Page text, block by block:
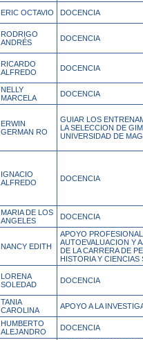
ERIC OCTAVIO DOCENCIA
RODRIGO
ANDRÉS
DOCENCIA
RICARDO
ALFREDO
DOCENCIA
NELLY
MARCELA
DOCENCIA
ERWIN
GERMAN RO
GUIAR LOS
LA SELECCION DE
UNIVERSIDAD DE
IGNACIO
ALFREDO
DOCENCIA
MARIA DE LOS
ANGELES
DOCENCIA
NANCY EDITH
APOYO
AUTOEVALUACION Y
DE LA CARRERA DE
HISTORIA Y CIENCIAS
LORENA
SOLEDAD
DOCENCIA
TANIA
CAROLINA
APOYO A LA
HUMBERTO
ALEJANDRO
DOCENCIA